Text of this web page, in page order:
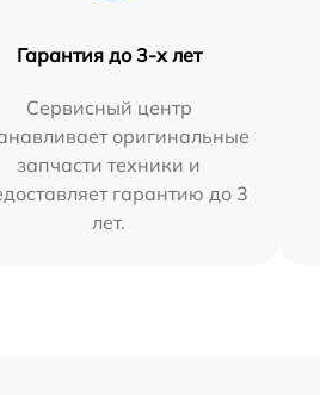
Гарантия до 3-х лет
Сервисный центр
оригинальные
запчасти техники и
гарантию до 3
лет.